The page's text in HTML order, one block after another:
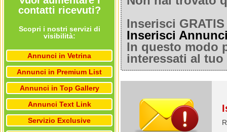
contatti ricevuti?
Scopri i nostri servizi di
visibilità:
Annunci in Vetrina
Annunci in Premium List
Annunci in Top Gallery
Annunci Text Link
Servizio Exclusive
Inserisci
Inserisci
In questo modo
interessati al